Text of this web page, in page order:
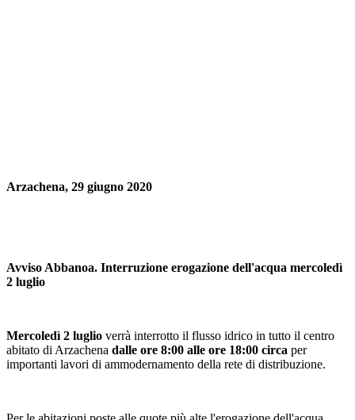
Arzachena, 29 giugno 2020
Avviso Abbanoa. Interruzione erogazione dell'acqua mercoledì
2 luglio
Mercoledì 2 luglio verrà interrotto il flusso idrico in tutto il centro
abitato di Arzachena dalle ore 8:00 alle ore 18:00 circa per
importanti lavori di ammodernamento della rete di distribuzione.